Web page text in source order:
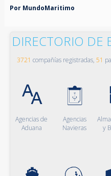
Por MundoMaritimo
DIRECTORIO DE
3721 compañías registradas, 51
Agencias de
Aduana
Agencias
Navieras
y